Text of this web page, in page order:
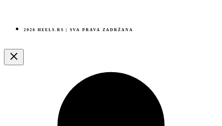
2026 HEELS.RS | SVA PRAVA ZADRŽANA